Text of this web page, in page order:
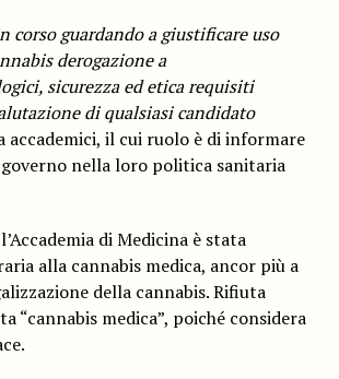
corso guardando a giustificare uso
derogazione a
sicurezza ed eticarequisiti
di qualsiasi candidato
accademici, il cui ruolo è di informare
nella loro politica sanitaria
di Medicina è stata
alla cannabis medica, ancor più a
della cannabis. Rifiuta
“cannabis medica”, poiché considera